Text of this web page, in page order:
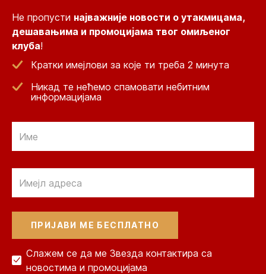
Не пропусти најважније новости о утакмицама,
дешавањима и промоцијама твог омиљеног
клуба!
Кратки имејлови за које ти треба 2 минута
Никад те нећемо спамовати небитним
информацијама
Слажем се да ме Звезда контактира са
новостима и промоцијама